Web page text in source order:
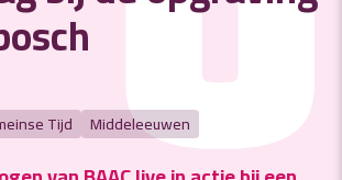
Tijd Middeleeuwen